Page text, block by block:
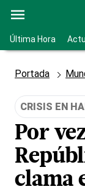
Última Hora
Portada
CRISIS EN
Por
clama